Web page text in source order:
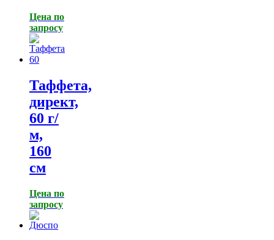
Цена по
запросу
Таффета,
директ,
60 г/
м,
160
см
Цена по
запросу